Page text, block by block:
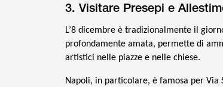
3. Visitare Presepi e
L’8 dicembre è tradizionalmente il
profondamente amata, permette di
artistici nelle piazze e nelle chiese.
Napoli, in particolare, è famosa per